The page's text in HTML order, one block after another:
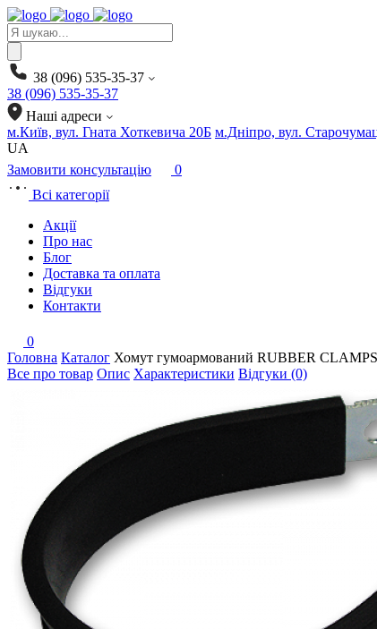
Products
search
38 (096) 535-35-37
38 (096) 535-35-37
Наші адреси
м.Київ, вул. Гната Хоткевича 20Б м.Дніпро, вул.
UA
Замовити консультацію
0
Всі категорії
Акції
Про нас
Блог
Доставка та оплата
Відгуки
Контакти
0
Головна Каталог Хомут гумоармований RUBBER
Все про товар Опис Характеристики Відгуки (0)